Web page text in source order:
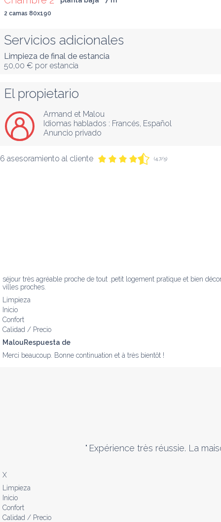
2 camas 80x190
Servicios adicionales
Limpieza de final de estancia
50,00 € por estancia
El propietario
Armand et Malou
Idiomas hablados : Francés, Español
Anuncio privado
6 asesoramiento al cliente (4,7/5)
séjour très agréable proche de tout .petit logement pratique et bien
villes proches.
Limpieza
Inicio
Confort
Calidad / Precio
MalouRespuesta de
Merci beaucoup. Bonne continuation et à très bientôt !
" Expérience très réussie. La
X
Limpieza
Inicio
Confort
Calidad / Precio